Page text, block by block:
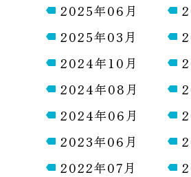
2025年06月
2025年03月
2024年10月
2024年08月
2024年06月
2023年06月
2022年07月